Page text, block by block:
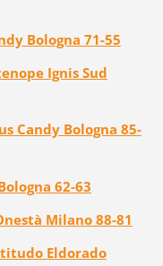
Bologna 71-55
Ignis Sud
Candy Bologna 85-
62-63
Milano 88-81
Eldorado